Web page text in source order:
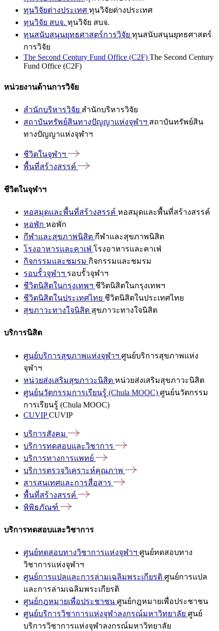
ทุนวิจัยต่างประเทศ ทุนวิจัยต่างประเทศ
ทุนวิจัย สบจ. ทุนวิจัย สบจ.
ทุนสนับสนุนยุทธศาสตร์การวิจัย ทุนสนับสนุนยุทธศาสตร์
การวิจัย
The Second Century Fund Office (C2F) The Second Century
Fund Office (C2F)
หน่วยงานด้านการวิจัย
สำนักบริหารวิจัย สำนักบริหารวิจัย
สถาบันทรัพย์สินทางปัญญาแห่งจุฬาฯ สถาบันทรัพย์สิน
ทางปัญญาแห่งจุฬาฯ
ชีวิตในจุฬาฯ
พื้นที่สร้างสรรค์
ชีวิตในจุฬาฯ
หอสมุดและพื้นที่สร้างสรรค์ หอสมุดและพื้นที่สร้างสรรค์
หอพัก หอพัก
กีฬาและสุขภาพนิสิต กีฬาและสุขภาพนิสิต
โรงอาหารและคาเฟ่ โรงอาหารและคาเฟ่
กิจกรรมและชมรม กิจกรรมและชมรม
รอบรั้วจุฬาฯ รอบรั้วจุฬาฯ
ชีวิตนิสิตในกรุงเทพฯ ชีวิตนิสิตในกรุงเทพฯ
ชีวิตนิสิตในประเทศไทย ชีวิตนิสิตในประเทศไทย
สุขภาวะทางใจนิสิต สุขภาวะทางใจนิสิต
บริการนิสิต
ศูนย์บริการสุขภาพแห่งจุฬาฯ ศูนย์บริการสุขภาพแห่ง
จุฬาฯ
หน่วยส่งเสริมสุขภาวะนิสิต หน่วยส่งเสริมสุขภาวะนิสิต
ศูนย์นวัตกรรมการเรียนรู้ (Chula MOOC) ศูนย์นวัตกรรม
การเรียนรู้ (Chula MOOC)
CUVIPCUVIP
บริการสังคม
บริการทดสอบและวิชาการ
บริการทางการแพทย์
บริการตรวจวิเคราะห์คุณภาพ
สารสนเทศและการสื่อสาร
พื้นที่สร้างสรรค์
พิพิธภัณฑ์
บริการทดสอบและวิชาการ
ศูนย์ทดสอบทางวิชาการแห่งจุฬาฯ ศูนย์ทดสอบทาง
วิชาการแห่งจุฬาฯ
ศูนย์การแปลและการล่ามเฉลิมพระเกียรติ ศูนย์การแปล
และการล่ามเฉลิมพระเกียรติ
ศูนย์กฎหมายเพื่อประชาชน ศูนย์กฎหมายเพื่อประชาชน
ศูนย์บริการวิชาการแห่งจุฬาลงกรณ์มหาวิทยาลัย ศูนย์
บริการวิชาการแห่งจุฬาลงกรณ์มหาวิทยาลัย